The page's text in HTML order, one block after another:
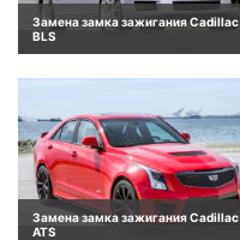
Замена замка зажигания Cadillac
BLS
Замена замка зажигания Cadillac
ATS